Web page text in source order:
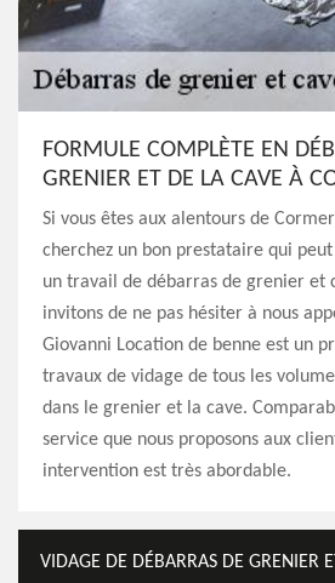
FORMULE COMPLÈTE EN
GRENIER ET DE LA CAVE À
Si vous êtes aux alentours de
cherchez un bon prestataire qui
un travail de débarras de grenier et
invitons de ne pas hésiter à nous
Giovanni Location de benne est un
travaux de vidage de tous les
dans le grenier et la cave.
service que nous proposons aux
intervention est très abordable.
VIDAGE DE DÉBARRAS DE GRENIER